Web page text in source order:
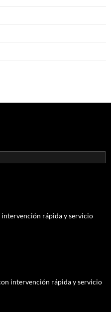
rápida y servicio
intervención rápida y servicio